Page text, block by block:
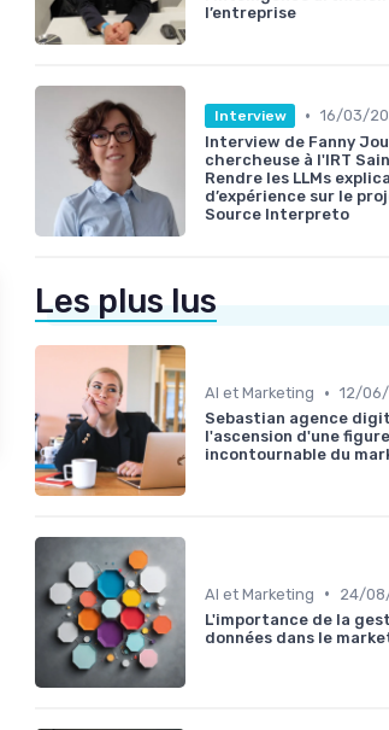
l’entreprise
Interview • 16/03/
Interview de Fanny
chercheuse à l'IRT
Rendre les LLMs
d’expérience sur le
Source Interpreto
Les plus lus
AI et Marketing • 12/
Sebastian agence
l'ascension d'une figure
incontournable du
AI et Marketing •
24/
L'importance de la
données dans le